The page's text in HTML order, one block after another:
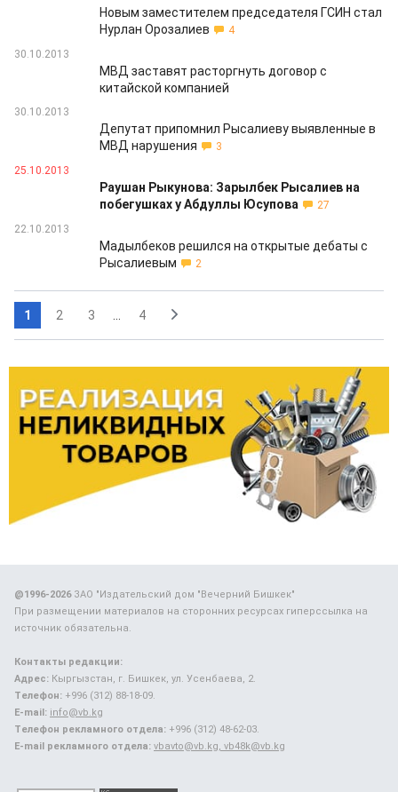
Новым заместителем председателя ГСИН стал
Нурлан Орозалиев
4
30.10.2013
МВД заставят расторгнуть договор с
китайской компанией
30.10.2013
Депутат припомнил Рысалиеву выявленные в
МВД нарушения
3
25.10.2013
Раушан Рыкунова: Зарылбек Рысалиев на
побегушках у Абдуллы Юсупова
27
22.10.2013
Мадылбеков решился на открытые дебаты с
Рысалиевым
2
1 2 3 4
@1996-2026ЗАО "Издательский дом "Вечерний Бишкек"
При размещении материалов на сторонних ресурсах гиперссылка на
источник обязательна.
Контакты редакции:
Адрес: Кыргызстан, г. Бишкек, ул. Усенбаева, 2.
Телефон: +996 (312) 88-18-09.
E-mail: info@vb.kg
Телефон рекламного отдела: +996 (312) 48-62-03.
E-mail рекламного отдела: vbavto@vb.kg, vb48k@vb.kg